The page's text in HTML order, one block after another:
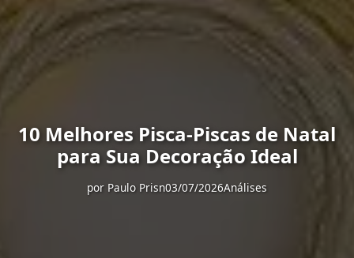
10 Melhores Pisca-Piscas de Natal
para Sua Decoração Ideal
por Paulo Prisn03/07/2026Análises